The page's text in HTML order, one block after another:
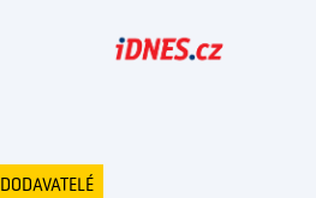
DODAVATELÉ